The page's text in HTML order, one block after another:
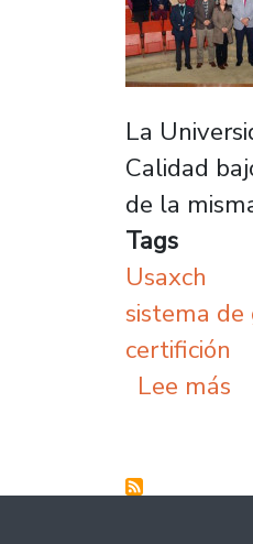
La
Calidad
de la
Tags
Usaxch
sistema de
certifición
Lee más